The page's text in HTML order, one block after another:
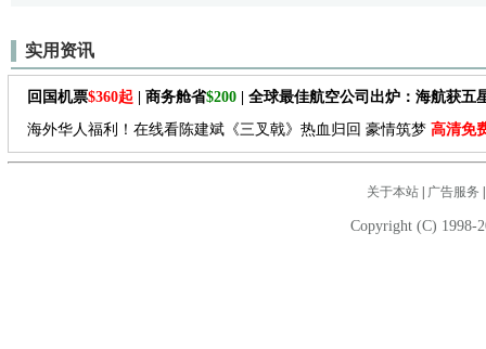
实用资讯
回国机票$360起 | 商务舱省$200 | 全球最佳航空公司出炉：海航获五
海外华人福利！在线看陈建斌《三叉戟》热血归回 豪情筑梦 高清免
关于本站| 广告服务
Copyright (C) 1998-